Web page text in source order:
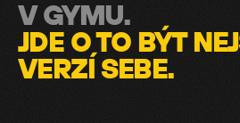
V GYMU.
JDE O TO BÝT
VERZÍ SEBE.